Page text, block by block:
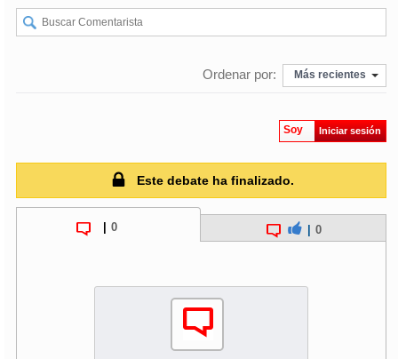
Ordenar por: Más recientes
Soy Iniciar sesión
Este debate ha finalizado.
0 0